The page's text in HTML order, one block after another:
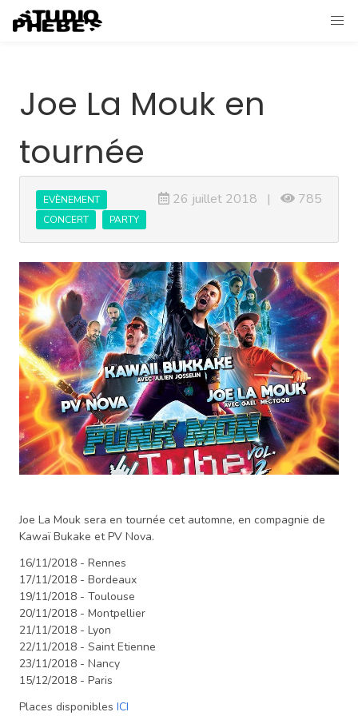
Joe La Mouk en
tournée
26 juillet 2018 | 785
EVÈNEMENT
CONCERT
PARTY
Joe La Mouk sera en tournée cet automne, en compagnie de
Kawaï Bukake et PV Nova.
16/11/2018 - Rennes
17/11/2018 - Bordeaux
19/11/2018 - Toulouse
20/11/2018 - Montpellier
21/11/2018 - Lyon
22/11/2018 - Saint Etienne
23/11/2018 - Nancy
15/12/2018 - Paris
Places disponibles ICI